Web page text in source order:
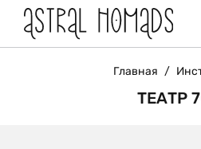
Главная /
ТЕАТР